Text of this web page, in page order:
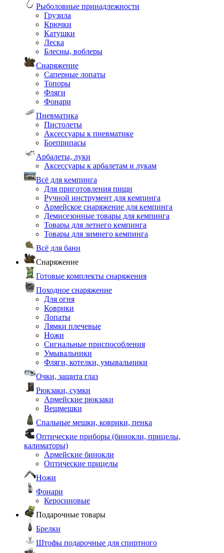
Рыболовные принадлежности
Грузила
Крючки
Катушки
Леска
Блесны, воблеры
Снаряжение
Саперные лопаты
Топоры
Фляги
Фонари
Пневматика
Пистолеты
Аксессуары к пневматике
Боеприпасы
Арбалеты, луки
Аксессуары к арбалетам и лукам
Всё для кемпинга
Для приготовления пищи
Ручной инструмент для кемпинга
Армейское снаряжение для кемпинга
Демисезонные товары для кемпинга
Товары для летнего кемпинга
Товары для зимнего кемпинга
Всё для бани
Снаряжение
Готовые комплекты снаряжения
Походное снаряжение
Для огня
Коврики
Лопаты
Лямки плечевые
Ножи
Сигнальные приспособления
Умывальники
Фляги, котелки, умывальники
Очки, защита глаз
Рюкзаки, сумки
Армейские рюкзаки
Вещмешки
Спальные мешки, коврики, пенка
Оптические приборы (бинокли, прицелы,
калиматоры)
Армейские бинокли
Оптические прицелы
Ножи
Фонари
Керосиновые
Подарочные товары
Брелки
Штофы подарочные для спиртного